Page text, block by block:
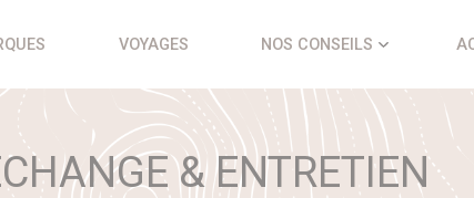
VOYAGES NOS CONSEILS
& ENTRETIEN